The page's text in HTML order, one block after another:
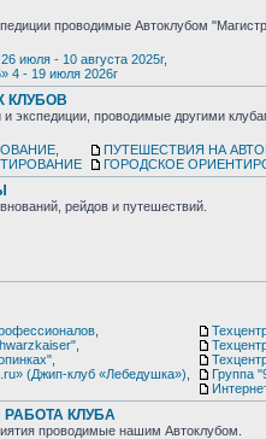
проводимые Автоклубом
июля - 10 августа 2025г,
4 - 19 июля 2026г
КЛУБОВ
и экспедиции, проводимые другими
ПУТЕШЕСТВИЯ НА
ГОРОДСКОЕ
рейдов и путешествий.
(Джип-клуб «Лебедушка»)
Группа
КЛУБА
проводимые нашим Автоклубом.